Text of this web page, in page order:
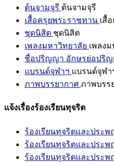
ต้นจามจุรี ต้นจามจุรี
เสื้อครุยพระราชทาน เสื้
ชุดนิสิต ชุดนิสิต
เพลงมหาวิทยาลัย เพลง
ชื่อปริญญา อักษรย่อปริ
แบรนด์จุฬาฯ แบรนด์จุฬา
ภาพบรรยากาศ ภาพบรร
แจ้งเรื่องร้องเรียนทุจริต
ร้องเรียนทุจริตและประ
ร้องเรียนทุจริตและประ
ร้องเรียนทุจริตและประ